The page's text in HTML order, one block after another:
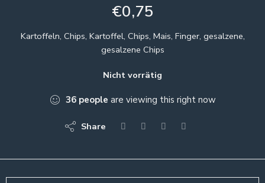
€0,75
Kartoffeln, Chips, Kartoffel, Chips, Mais, Finger, gesalzene,
gesalzene Chips
Nicht vorrätig
36 people are viewing this right now
Share